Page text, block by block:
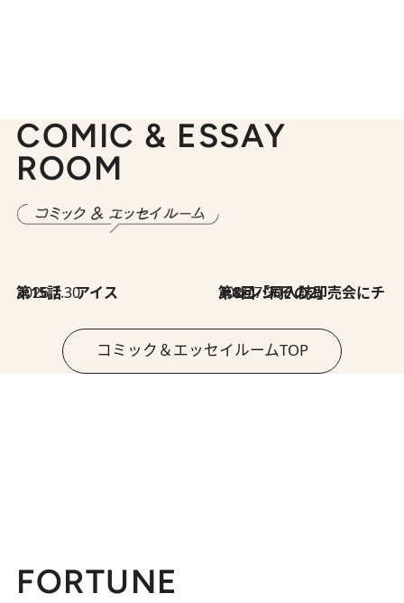
COMIC & ESSAY
ROOM
2026.7.30
第15話 アイス 2026.7.30
第8回「同人誌即売会にチャレンジ その2」
コミック＆エッセイルームTOP
FORTUNE